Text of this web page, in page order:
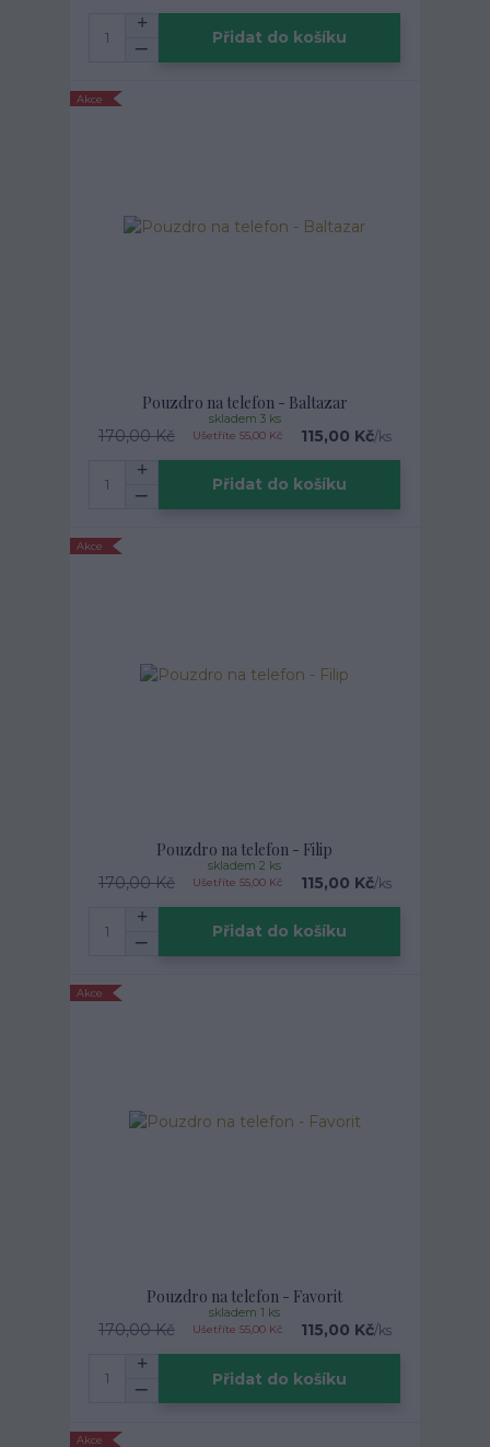
Přidat do košíku
Akce
Pouzdro na telefon - Baltazar
170,00 Kč Ušetříte 55,00 Kč 115,00 Kč/ks
skladem 3 ks
Přidat do košíku
Akce
Pouzdro na telefon - Filip
170,00 Kč Ušetříte 55,00 Kč 115,00 Kč/ks
skladem 2 ks
Přidat do košíku
Akce
Pouzdro na telefon - Favorit
170,00 Kč Ušetříte 55,00 Kč 115,00 Kč/ks
skladem 1 ks
Přidat do košíku
Akce